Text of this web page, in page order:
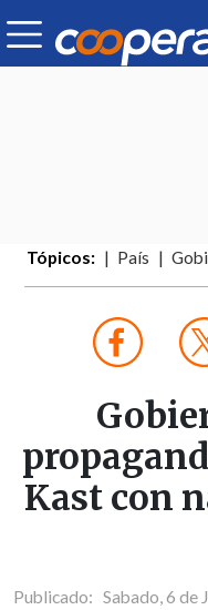
Tópicos: País
Kast con
Publicado: Sabado, 6 de